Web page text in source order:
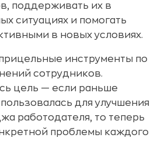
поддерживать их в
ситуациях и помогать
в новых условиях.
инструменты по
сотрудников.
цель — если раньше
для улучшения
работодателя, то теперь
проблемы каждого